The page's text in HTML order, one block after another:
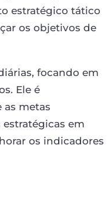
estratégico tático
os objetivos de
focando em
Ele é
metas
em
os indicadores